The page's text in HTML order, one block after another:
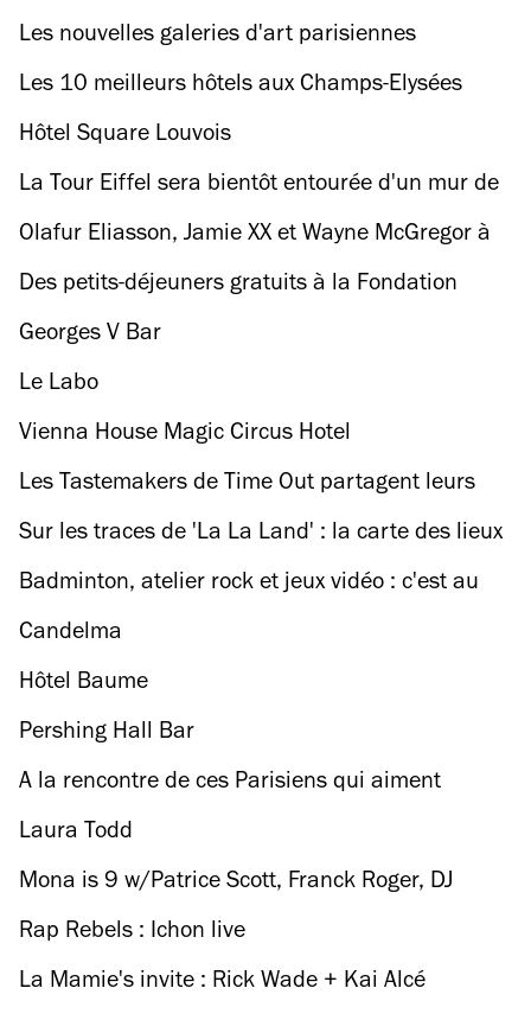
Paris
Les nouvelles galeries d'art parisiennes
Les 10 meilleurs hôtels aux Champs-Elysées
Hôtel Square Louvois
La Tour Eiffel sera bientôt entourée d'un mur de
verre blindé
Olafur Eliasson, Jamie XX et Wayne McGregor à
l'opéra Garnier
Des petits-déjeuners gratuits à la Fondation
Louis Vuitton, du 27 février au 5 mars
Georges V Bar
Le Labo
Vienna House Magic Circus Hotel
Les Tastemakers de Time Out partagent leurs
adresses romantiques pour fêter la Saint-
Valentin
Sur les traces de 'La La Land' : la carte des lieux
de tournage à Los Angeles
Badminton, atelier rock et jeux vidéo : c'est au
Second Square qu'on passe le week-end
Candelma
Hôtel Baume
Pershing Hall Bar
A la rencontre de ces Parisiens qui aiment
dormir à l'hôtel à Paris
Laura Todd
Mona is 9 w/Patrice Scott, Franck Roger, DJ
Steaw, Nick V & more
Rap Rebels : Ichon live
La Mamie's invite : Rick Wade + Kai Alcé